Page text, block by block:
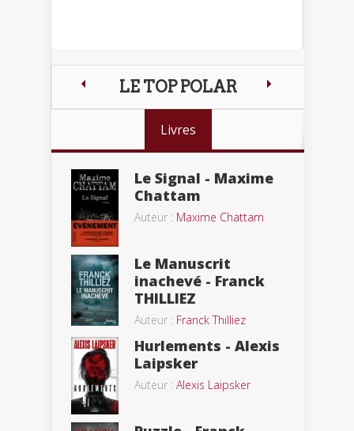
LE TOP POLAR
Livres
Le Signal - Maxime
Chattam
Auteur : Maxime Chattam
Le Manuscrit
inachevé - Franck
THILLIEZ
Auteur : Franck Thilliez
Hurlements - Alexis
Laipsker
Auteur : Alexis Laipsker